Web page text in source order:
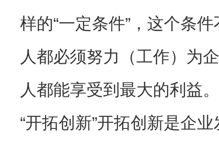
样的“一定条件”，这个条
人都必须努力（工作）为
人都能享受到最大的利益
“开拓创新”开拓创新是企